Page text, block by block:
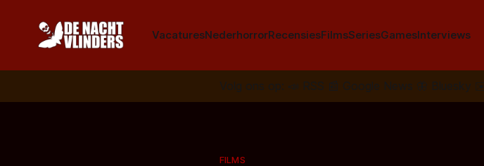
VacaturesNederhorrorRecensiesFilmsSeriesGamesInterviews
Volg ons op: 📣 RSS 📰 Google News 🦋 Bluesky ✉️
FILMS